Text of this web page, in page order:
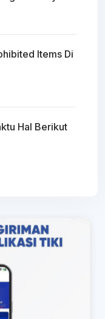
Items Di
Hal Berikut